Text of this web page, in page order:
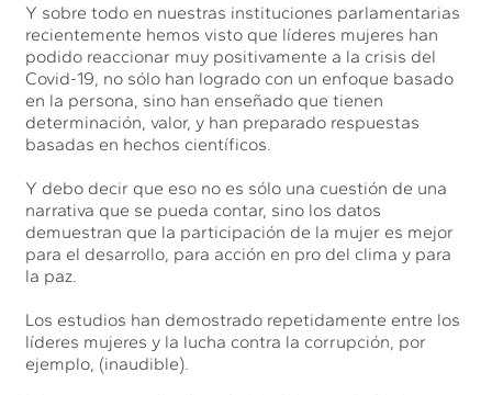
Y sobre todo en nuestras instituciones parlamentarias
recientemente hemos visto que líderes mujeres han
podido reaccionar muy positivamente a la crisis del
Covid-19, no sólo han logrado con un enfoque basado
en la persona, sino han enseñado que tienen
determinación, valor, y han preparado respuestas
basadas en hechos científicos.
Y debo decir que eso no es sólo una cuestión de una
narrativa que se pueda contar, sino los datos
demuestran que la participación de la mujer es mejor
para el desarrollo, para acción en pro del clima y para
la paz.
Los estudios han demostrado repetidamente entre los
líderes mujeres y la lucha contra la corrupción, por
ejemplo, (inaudible).